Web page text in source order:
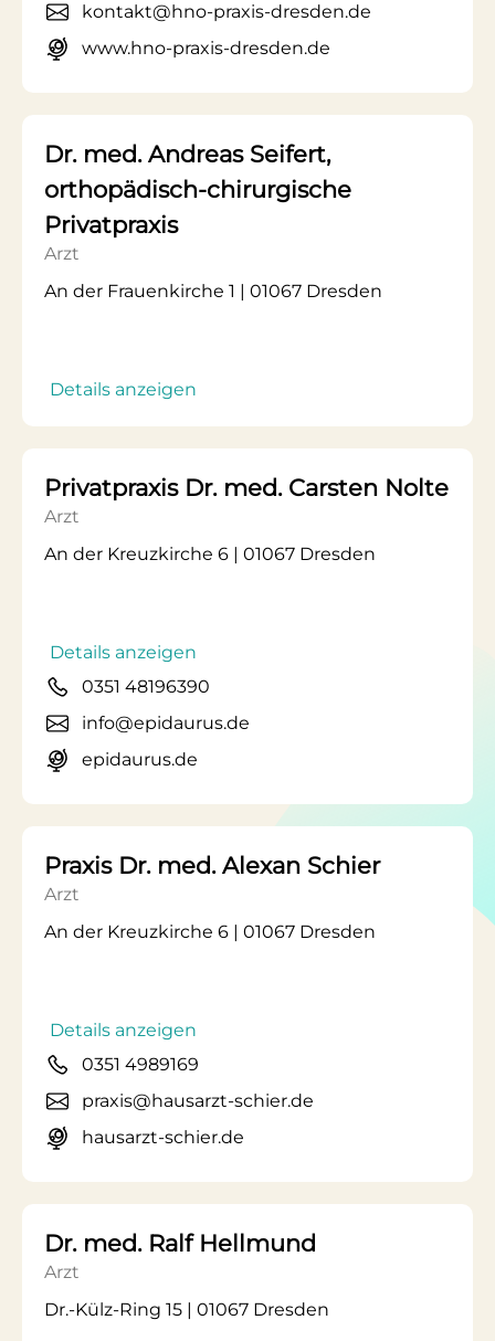
kontakt@hno-praxis-dresden.de
www.hno-praxis-dresden.de
Dr. med. Andreas Seifert,
orthopädisch-chirurgische
Privatpraxis
Arzt
An der Frauenkirche 1 | 01067 Dresden
Details anzeigen
Privatpraxis Dr. med. Carsten Nolte
Arzt
An der Kreuzkirche 6 | 01067 Dresden
Details anzeigen
0351 48196390
info@epidaurus.de
epidaurus.de
Praxis Dr. med. Alexan Schier
Arzt
An der Kreuzkirche 6 | 01067 Dresden
Details anzeigen
0351 4989169
praxis@hausarzt-schier.de
hausarzt-schier.de
Dr. med. Ralf Hellmund
Arzt
Dr.-Külz-Ring 15 | 01067 Dresden